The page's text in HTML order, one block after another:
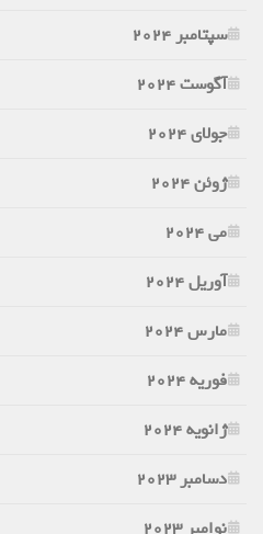
سپتامبر 2024
آگوست 2024
جولای 2024
ژوئن 2024
می 2024
آوریل 2024
مارس 2024
فوریه 2024
ژانویه 2024
دسامبر 2023
نوامبر 2023